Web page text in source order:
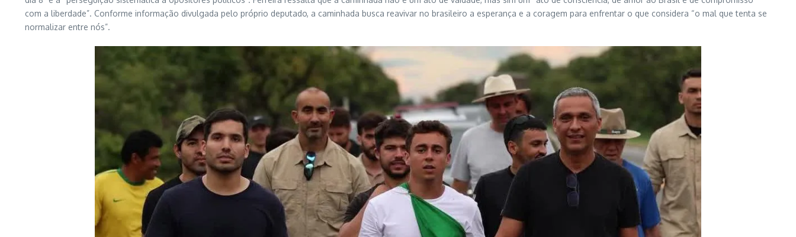
com a liberdade”. Conforme informação divulgada pelo próprio deputado, a caminhada busca reavivar no brasileiro a esperança e a coragem para enfrentar o que considera “o mal que tenta se
normalizar entre nós”.